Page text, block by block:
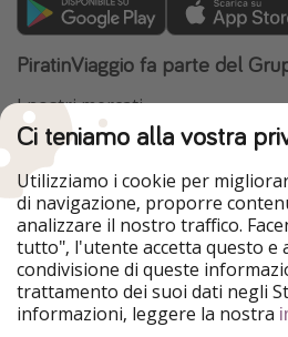
PiratinViaggio fa parte del
I nostri mercati
HolidayPirates
WakacyjniPiraci
Ferienpiraten
Urlaubspiraten
TravelPirates
Il nostro gruppo
HolidayPirates Group
Ci teniamo alla vostra
Utilizziamo i cookie per
di navigazione, proporre
analizzare il nostro traffico.
tutto", l'utente accetta questo e
condivisione di queste
trattamento dei suoi dati negli
informazioni, leggere la nostra